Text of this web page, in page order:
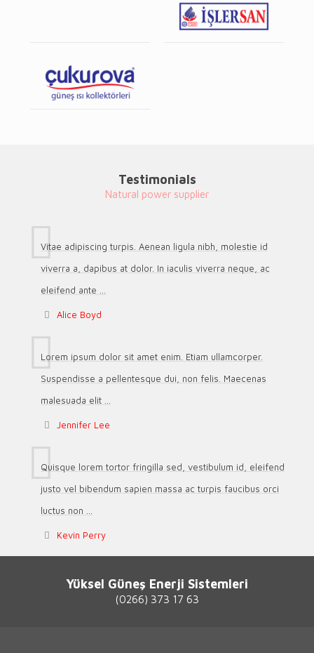
Testimonials
Natural power supplier
Vitae adipiscing turpis. Aenean ligula nibh, molestie id
viverra a, dapibus at dolor. In iaculis viverra neque, ac
eleifend ante ...
Alice Boyd
Lorem ipsum dolor sit amet enim. Etiam ullamcorper.
Suspendisse a pellentesque dui, non felis. Maecenas
malesuada elit ...
Jennifer Lee
Quisque lorem tortor fringilla sed, vestibulum id, eleifend
justo vel bibendum sapien massa ac turpis faucibus orci
luctus non ...
Kevin Perry
Yüksel Güneş Enerji Sistemleri
(0266) 373 17 63